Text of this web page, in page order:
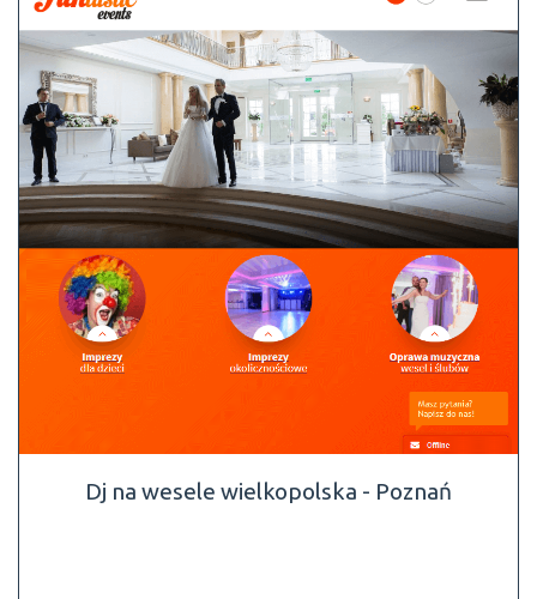
Dj na wesele wielkopolska - Poznań